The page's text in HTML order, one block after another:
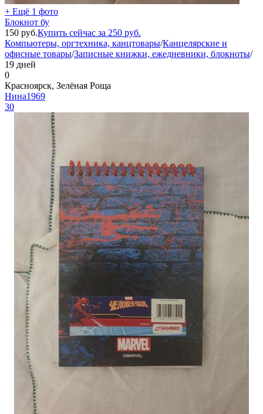
+ Ещё 1 фото
Блокнот бу
150 руб.Купить сейчас за 250 руб.
Компьютеры, оргтехника, канцтовары/Канцелярские и
офисные товары/Записные книжки, ежедневники, блокноты/
19 дней
0
Красноярск, Зелёная Роща
Нина1969
30